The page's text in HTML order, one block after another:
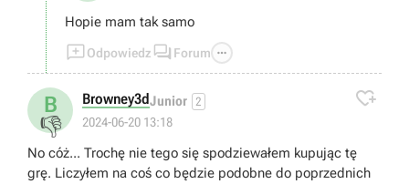
Hopie mam tak samo
Odpowiedz  Forum 
B
👎
Browney3dJunior 2
2024-06-20 13:18

No cóż... Trochę nie tego się spodziewałem kupując tę
grę. Liczyłem na coś co będzie podobne do poprzednich